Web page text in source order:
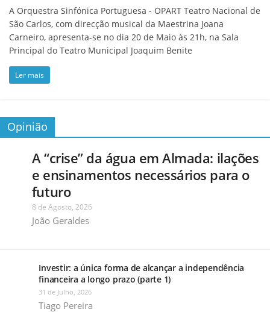
A Orquestra Sinfónica Portuguesa - OPART Teatro Nacional de
São Carlos, com direcção musical da Maestrina Joana
Carneiro, apresenta-se no dia 20 de Maio às 21h, na Sala
Principal do Teatro Municipal Joaquim Benite
Ler mais
Opinião
A “crise” da água em Almada: ilações
e ensinamentos necessários para o
futuro
8 de Agosto, 2026
João Geraldes
Investir: a única forma de alcançar a independência
financeira a longo prazo (parte 1)
31 de Julho, 2026
Tiago Pereira